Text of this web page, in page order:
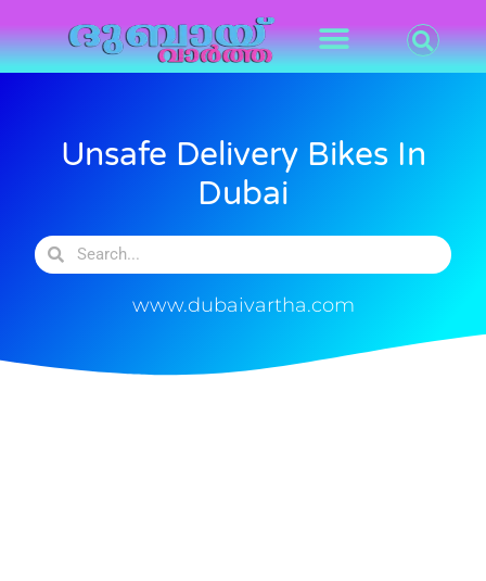
Unsafe Delivery Bikes In
Dubai
www.dubaivartha.com